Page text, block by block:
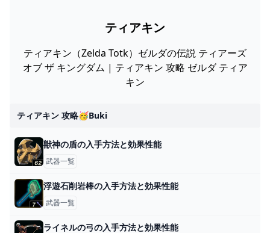
ティアキン
ティアキン（Zelda Totk）ゼルダの伝説 ティアーズ
オブ ザ キングダム | ティアキン 攻略 ゼルダ ティア
キン
ティアキン 攻略🥳buki
獣神の盾の入手方法と効果性能
武器一覧
浮遊石削岩棒の入手方法と効果性能
武器一覧
ライネルの弓の入手方法と効果性能